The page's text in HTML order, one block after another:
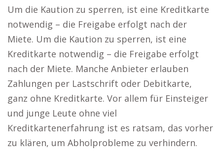
Um die Kaution zu sperren, ist eine Kreditkarte
notwendig – die Freigabe erfolgt nach der
Miete. Um die Kaution zu sperren, ist eine
Kreditkarte notwendig – die Freigabe erfolgt
nach der Miete. Manche Anbieter erlauben
Zahlungen per Lastschrift oder Debitkarte,
ganz ohne Kreditkarte. Vor allem für Einsteiger
und junge Leute ohne viel
Kreditkartenerfahrung ist es ratsam, das vorher
zu klären, um Abholprobleme zu verhindern.